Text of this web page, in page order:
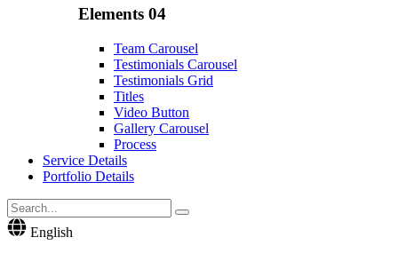
Elements 04
Team Carousel
Testimonials Carousel
Testimonials Grid
Titles
Video Button
Gallery Carousel
Process
Service Details
Portfolio Details
English